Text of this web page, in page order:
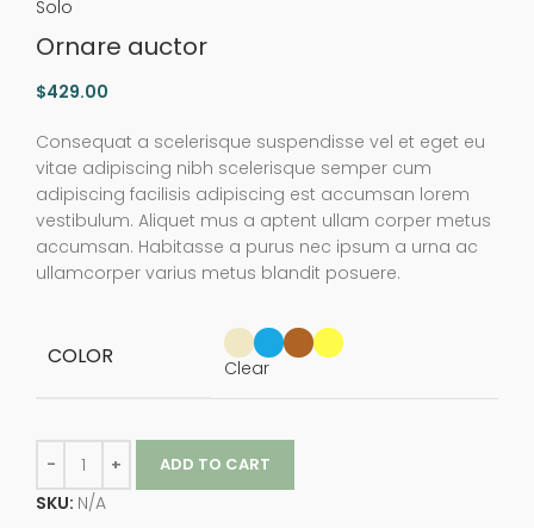
Ornare auctor
$429.00
Consequat a scelerisque suspendisse vel et eget eu
vitae adipiscing nibh scelerisque semper cum
adipiscing facilisis adipiscing est accumsan lorem
vestibulum. Aliquet mus a aptent ullam corper metus
accumsan. Habitasse a purus nec ipsum a urna ac
ullamcorper varius metus blandit posuere.
COLOR Clear
ADD TO CART
SKU: N/A